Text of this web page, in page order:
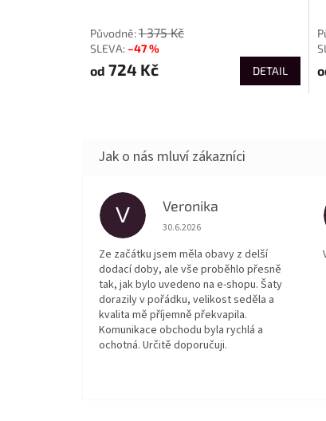
1 375 Kč
–47 %
od 724 Kč DETAIL
V Veronika
Hodnocení obchodu je 5 z 5
30.6.2026
Ze začátku jsem měla obavy z delší
dodací doby, ale vše proběhlo přesně
tak, jak bylo uvedeno na e-shopu. Šaty
dorazily v pořádku, velikost seděla a
kvalita mě příjemně překvapila.
Komunikace obchodu byla rychlá a
ochotná. Určitě doporučuji.